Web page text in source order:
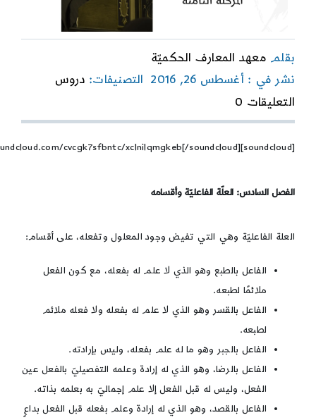
بقلم معهد المعارف الحكميّة
نشر في : أغسطس 26, 2016
التصنيفات: دروس
التعليقات 0
on
المرحلة
الثالث
[soundcloud]https://soundcloud.com/cvcgk7sfbntc/xclnilqmgkeb[/soundcloud]
الفصل السادس: العلّة الفاعليّة وأقسامه
العلة الفاعليّة وهي التي تفيض وجود المعلول وتفعله، على أقسام:
الفاعل بالطبع وهو الذي لا علم له بفعله، مع كون الفعل
ملائمًا لطبعه.
الفاعل بالقسر وهو الذي لا علم له بفعله ولا فعله ملائم
لطبعه.
الفاعل بالجبر وهو ما له علم بفعله، وليس بإرادته.
الفاعل بالرضا، وهو الذي له إرادة وعلمه التفصيليّ بالفعل عين
الفعل، وليس له قبل الفعل إلا علم إجماليّ به بعلمه بذاته.
الفاعل بالقصد، وهو الذي له إرادة وعلم بفعله قبل الفعل بداعٍ